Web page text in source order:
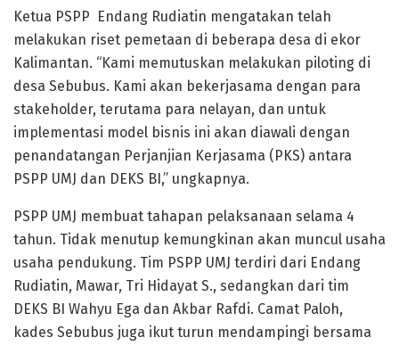
Ketua PSPP Endang Rudiatin mengatakan telah
melakukan riset pemetaan di beberapa desa di ekor
Kalimantan. “Kami memutuskan melakukan piloting di
desa Sebubus. Kami akan bekerjasama dengan para
stakeholder, terutama para nelayan, dan untuk
implementasi model bisnis ini akan diawali dengan
penandatangan Perjanjian Kerjasama (PKS) antara
PSPP UMJ dan DEKS BI,” ungkapnya.
PSPP UMJ membuat tahapan pelaksanaan selama 4
tahun. Tidak menutup kemungkinan akan muncul usaha
usaha pendukung. Tim PSPP UMJ terdiri dari Endang
Rudiatin, Mawar, Tri Hidayat S., sedangkan dari tim
DEKS BI Wahyu Ega dan Akbar Rafdi. Camat Paloh,
kades Sebubus juga ikut turun mendampingi bersama